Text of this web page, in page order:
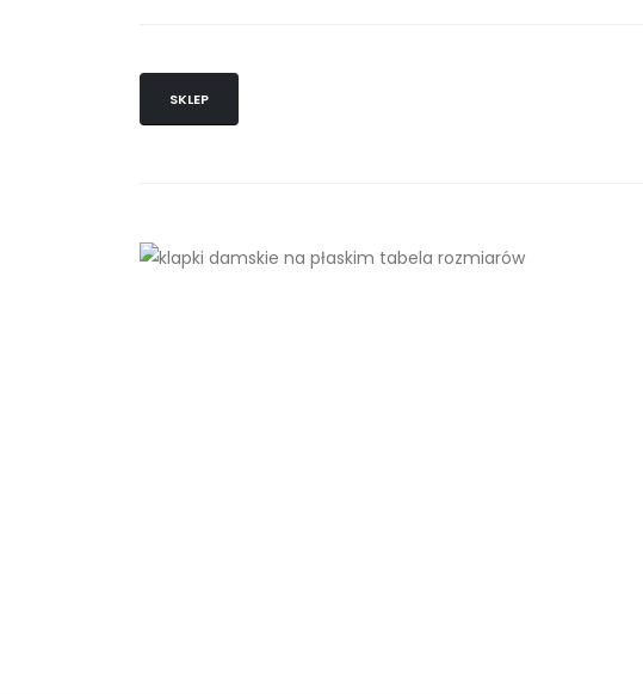
SKLEP